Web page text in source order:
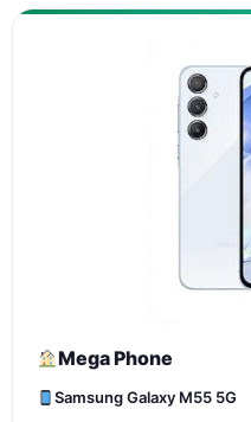
Mega Phone
Samsung Galaxy M55 5G